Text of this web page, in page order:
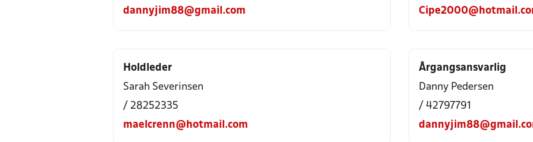
dannyjim88@gmail.com
Holdleder
Sarah Severinsen
/ 28252335
maelcrenn@hotmail.com
Årgangsansvarlig
Danny Pedersen
/ 42797791